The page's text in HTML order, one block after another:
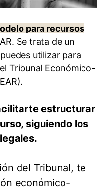
para recursos
Se trata de un
utilizar para
Tribunal Económico-
estructurar
siguiendo los
del Tribunal, te
económico-